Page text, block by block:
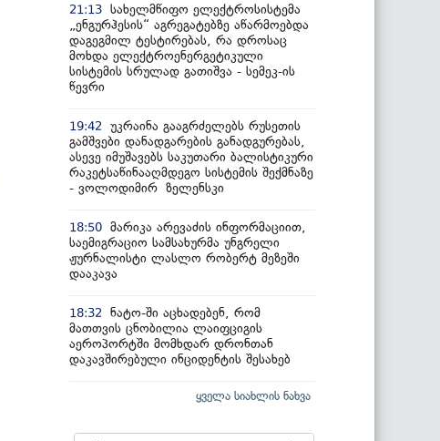
21:13 სახელმწიფო ელექტროსისტემა
„ენგურჰესის“ აგრეგატებზე აწარმოებდა
დაგეგმილ ტესტირებას, რა დროსაც
მოხდა ელექტროენერგეტიკული
სისტემის სრულად გათიშვა - სემეკ-ის
წევრი
19:42
უკრაინა გააგრძელებს რუსეთის
გამშვები დანადგარების განადგურებას,
ასევე იმუშავებს საკუთარი ბალისტიკური
რაკეტსაწინააღმდეგო სისტემის შექმნაზე
- ვოლოდიმირ ზელენსკი
18:50 მარიკა არევაძის ინფორმაციით,
საემიგრაციო სამსახურმა უნგრელი
ჟურნალისტი ლასლო რობერტ მეზეში
დააკავა
18:32
ნატო-ში აცხადებენ, რომ
მათთვის ცნობილია ლაიფციგის
აეროპორტში მომხდარ დრონთან
დაკავშირებული ინციდენტის შესახებ
ყველა სიახლის ნახვა